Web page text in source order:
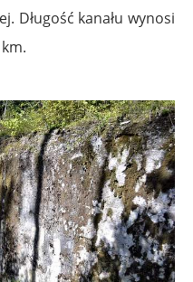
Długość kanału wynosi